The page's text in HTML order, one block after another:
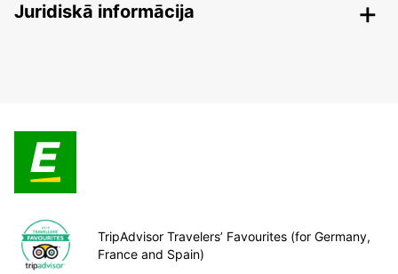
Juridiskā informācija
TripAdvisor Travelers’ Favourites (for Germany,
France and Spain)